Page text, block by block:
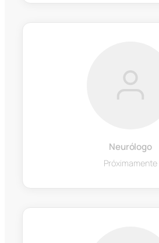
Neurólogo
Próximamente